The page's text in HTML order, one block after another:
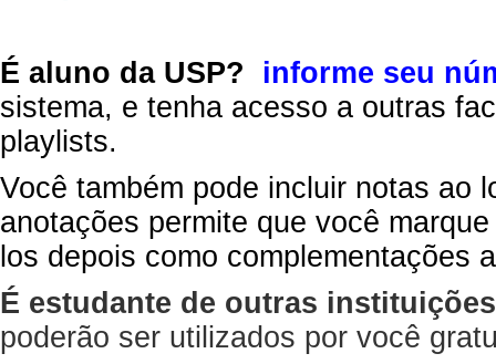
É aluno da USP?
informe seu
sistema, e tenha acesso a outras
playlists.
Você também pode incluir notas ao
anotações permite que você
los depois como complementações
É estudante de outras
poderão ser utilizados por você